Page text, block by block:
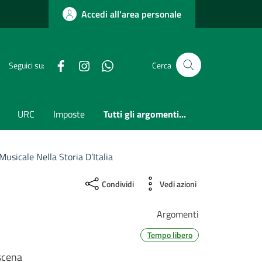
Accedi all'area personale
Seguici su: FacebookInstagramwhatsappCerca
URC Imposte Tutti gli argomenti...
Nella Storia D’Italia
Condividi Vedi azioni
Argomenti
Tempo libero